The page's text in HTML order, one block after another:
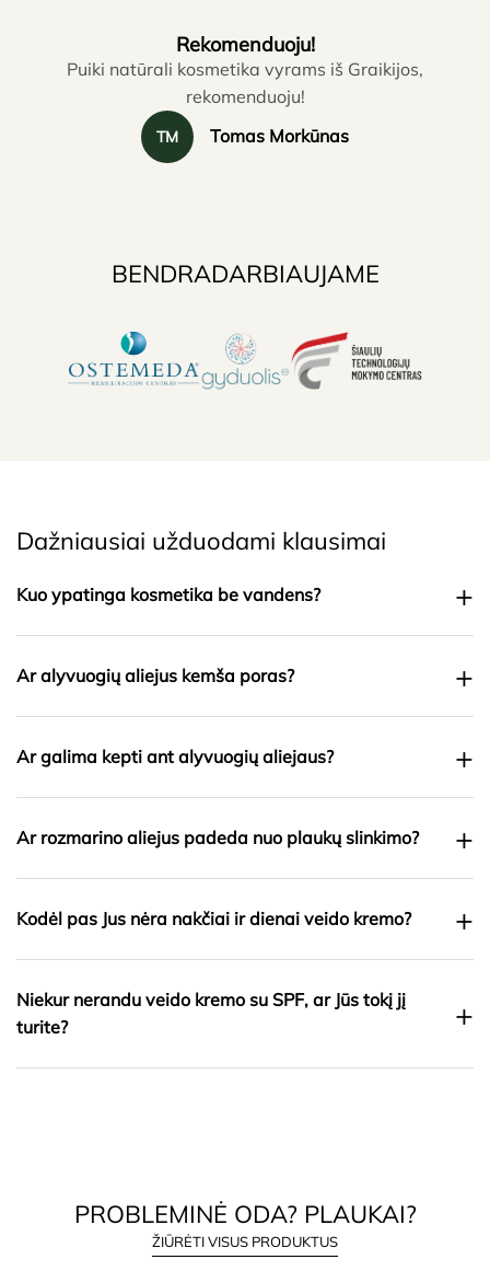
Rekomenduoju!
Puiki natūrali kosmetika vyrams iš Graikijos,
rekomenduoju!
TM Tomas Morkūnas
BENDRADARBIAUJAME
Dažniausiai užduodami klausimai
Kuo ypatinga kosmetika be vandens? +
Ar alyvuogių aliejus kemša poras? +
Ar galima kepti ant alyvuogių aliejaus? +
Ar rozmarino aliejus padeda nuo plaukų slinkimo? +
Kodėl pas Jus nėra nakčiai ir dienai veido kremo? +
Niekur nerandu veido kremo su SPF, ar Jūs tokį jį
turite?
+
PROBLEMINĖ ODA? PLAUKAI?
ŽIŪRĖTI VISUS PRODUKTUS